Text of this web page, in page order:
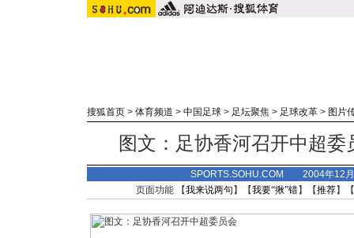
搜狐首页 > 体育频道 > 中国足球 > 足坛聚焦 > 足球改革 > 图片
图文：足协香河召开中超
SPORTS.SOHU.COM 2004年12
页面功能 【我来说两句 】【我要“揪”错】【推荐】